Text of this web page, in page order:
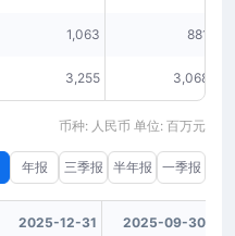
1,063 881
3,255 3,068
币种: 人民币 单位: 百万元
年报 三季报 半年报 一季报
2025-12-31 2025-09-30